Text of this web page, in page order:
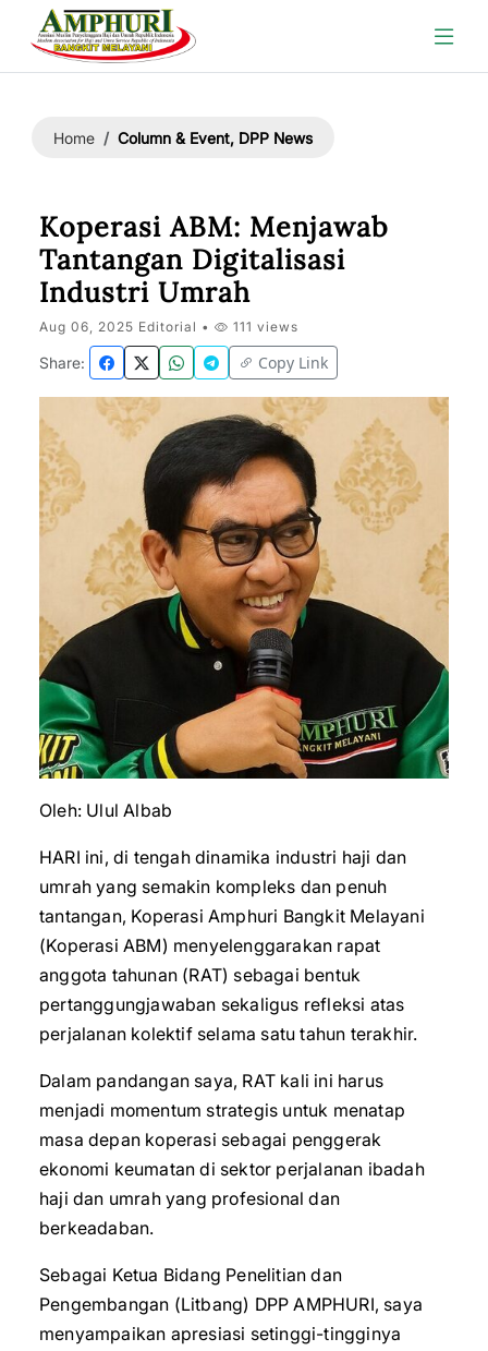
Home Column & Event, DPP News
Koperasi ABM: Menjawab
Tantangan Digitalisasi
Industri Umrah
Aug 06, 2025 Editorial • 111 views
Share: Copy Link
Oleh: Ulul Albab
HARI ini, di tengah dinamika industri haji dan
umrah yang semakin kompleks dan penuh
tantangan, Koperasi Amphuri Bangkit Melayani
(Koperasi ABM) menyelenggarakan rapat
anggota tahunan (RAT) sebagai bentuk
pertanggungjawaban sekaligus refleksi atas
perjalanan kolektif selama satu tahun terakhir.
Dalam pandangan saya, RAT kali ini harus
menjadi momentum strategis untuk menatap
masa depan koperasi sebagai penggerak
ekonomi keumatan di sektor perjalanan ibadah
haji dan umrah yang profesional dan
berkeadaban.
Sebagai Ketua Bidang Penelitian dan
Pengembangan (Litbang) DPP AMPHURI, saya
menyampaikan apresiasi setinggi-tingginya